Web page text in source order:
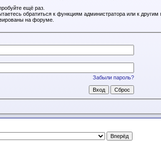
ещё раз.
обратиться к функциям администратора или к
на форуме.
Забыли пароль?